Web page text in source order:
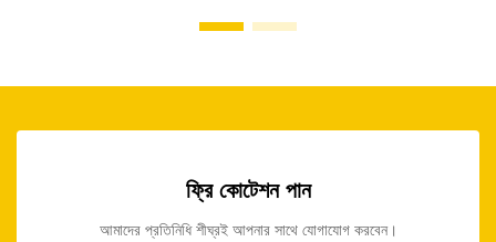
ফ্রি কোটেশন পান
আমাদের প্রতিনিধি শীঘ্রই আপনার সাথে যোগাযোগ করবেন।